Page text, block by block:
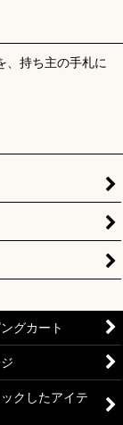
、持ち主の手札に
グカート
クしたアイテ